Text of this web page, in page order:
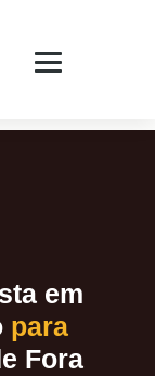
em
para
Fora